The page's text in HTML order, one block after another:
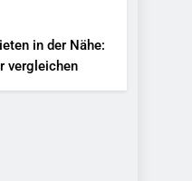
in der Nähe:
vergleichen